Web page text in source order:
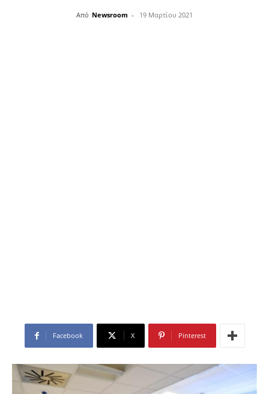
Από Newsroom - 19 Μαρτίου 2021
Facebook X Pinterest